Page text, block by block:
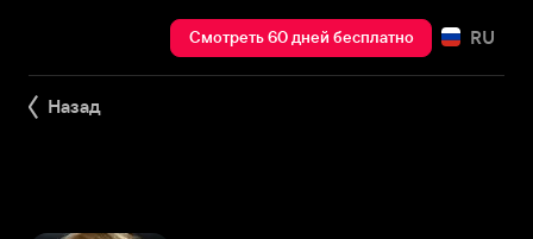
Смотреть 60 дней бесплатно RU
Назад